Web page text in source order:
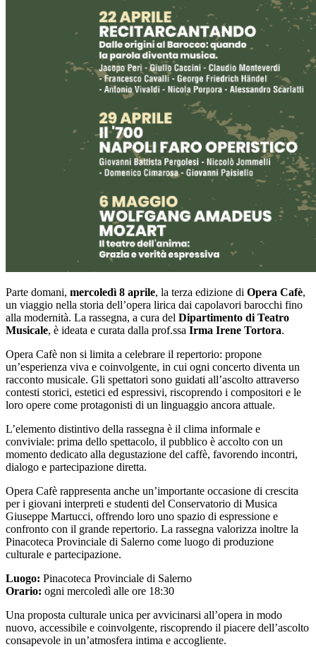
Parte domani, mercoledì 8 aprile, la terza edizione di Opera Cafè,
un viaggio nella storia dell’opera lirica dai capolavori barocchi fino
alla modernità. La rassegna, a cura del Dipartimento di Teatro
Musicale, è ideata e curata dalla prof.ssa Irma Irene Tortora.
Opera Cafè non si limita a celebrare il repertorio: propone
un’esperienza viva e coinvolgente, in cui ogni concerto diventa un
racconto musicale. Gli spettatori sono guidati all’ascolto attraverso
contesti storici, estetici ed espressivi, riscoprendo i compositori e le
loro opere come protagonisti di un linguaggio ancora attuale.
L’elemento distintivo della rassegna è il clima informale e
conviviale: prima dello spettacolo, il pubblico è accolto con un
momento dedicato alla degustazione del caffè, favorendo incontri,
dialogo e partecipazione diretta.
Opera Cafè rappresenta anche un’importante occasione di crescita
per i giovani interpreti e studenti del Conservatorio di Musica
Giuseppe Martucci, offrendo loro uno spazio di espressione e
confronto con il grande repertorio. La rassegna valorizza inoltre la
Pinacoteca Provinciale di Salerno come luogo di produzione
culturale e partecipazione.
Luogo: Pinacoteca Provinciale di Salerno
Orario: ogni mercoledì alle ore 18:30
Una proposta culturale unica per avvicinarsi all’opera in modo
nuovo, accessibile e coinvolgente, riscoprendo il piacere dell’ascolto
consapevole in un’atmosfera intima e accogliente.